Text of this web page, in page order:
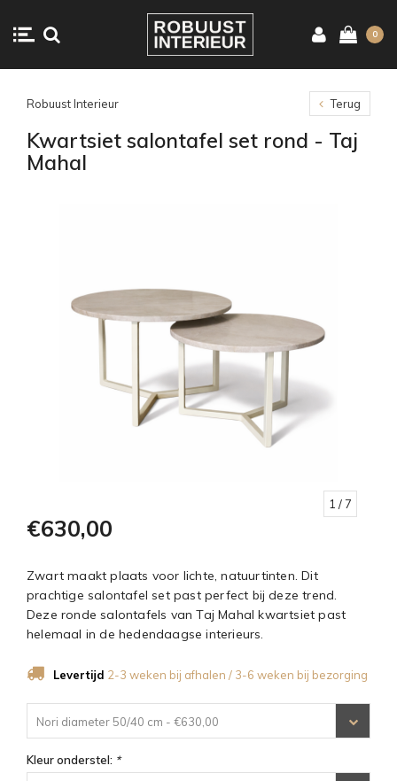
0
Robuust Interieur Terug
Kwartsiet salontafel set rond - Taj
Mahal
1 / 7
€630,00
Zwart maakt plaats voor lichte, natuurtinten. Dit
prachtige salontafel set past perfect bij deze trend.
Deze ronde salontafels van Taj Mahal kwartsiet past
helemaal in de hedendaagse interieurs.
Levertijd 2-3 weken bij afhalen / 3-6 weken bij bezorging
Nori diameter 50/40 cm - €630,00
Kleur onderstel: *